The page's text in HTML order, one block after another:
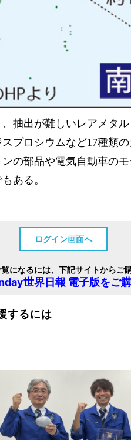
抽出が難しいレアメタ
プロシウムなど17種類
の部品や電気自動車の
ある。
ログイン画面へ
になるには、下記サイトからご
世界日報 電子版をご購
するには